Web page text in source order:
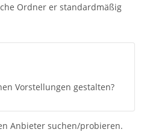
Ordner er standardmäßig
Vorstellungen gestalten?
Anbieter suchen/probieren.